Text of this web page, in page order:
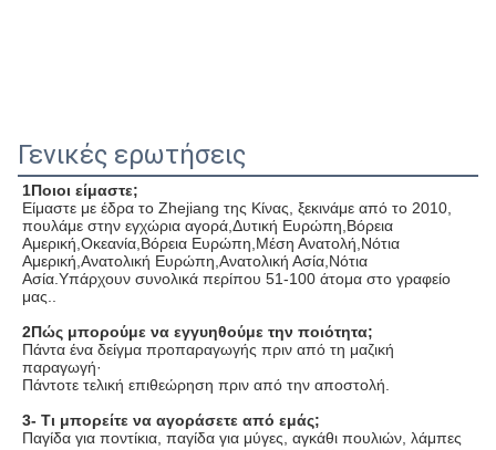
Γενικές ερωτήσεις
1Ποιοι είμαστε;
Είμαστε με έδρα το Zhejiang της Κίνας, ξεκινάμε από το 2010,
πουλάμε στην εγχώρια αγορά,Δυτική Ευρώπη,Βόρεια
Αμερική,Οκεανία,Βόρεια Ευρώπη,Μέση Ανατολή,Νότια
Αμερική,Ανατολική Ευρώπη,Ανατολική Ασία,Νότια
Ασία.Υπάρχουν συνολικά περίπου 51-100 άτομα στο γραφείο
μας..
2Πώς μπορούμε να εγγυηθούμε την ποιότητα;
Πάντα ένα δείγμα προπαραγωγής πριν από τη μαζική
παραγωγή·
Πάντοτε τελική επιθεώρηση πριν από την αποστολή.
3- Τι μπορείτε να αγοράσετε από εμάς;
Παγίδα για ποντίκια, παγίδα για μύγες, αγκάθι πουλιών, λάμπες